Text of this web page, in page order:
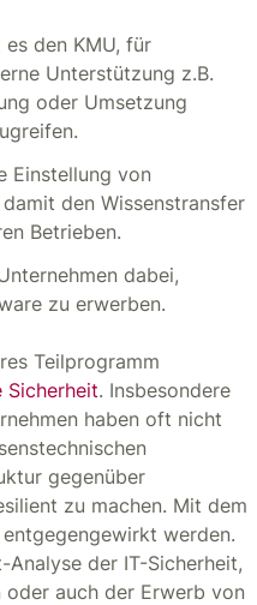
den KMU, für
Unterstützung z.B.
oder Umsetzung
Einstellung von
den Wissenstransfer
Betrieben.
dabei,
zu erwerben.
Teilprogramm
Sicherheit. Insbesondere
haben oft nicht
gegenüber
zu machen. Mit dem
werden.
der IT-Sicherheit,
auch der Erwerb von